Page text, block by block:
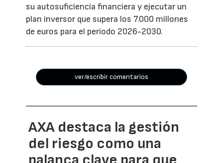
su autosuficiencia financiera y ejecutar un
plan inversor que supera los 7.000 millones
de euros para el periodo 2026-2030.
ver/escribir comentarios
AXA destaca la gestión
del riesgo como una